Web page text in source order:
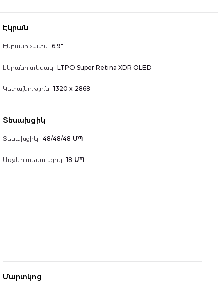
Էկրան
Էկրանի չափս 6.9"
Էկրանի տեսակ LTPO Super Retina XDR OLED
Կետայնություն 1320 x 2868
Տեսախցիկ
Տեսախցիկ 48/48/48 ՄՊ
Առջևի տեսախցիկ 18 ՄՊ
Մարտկոց